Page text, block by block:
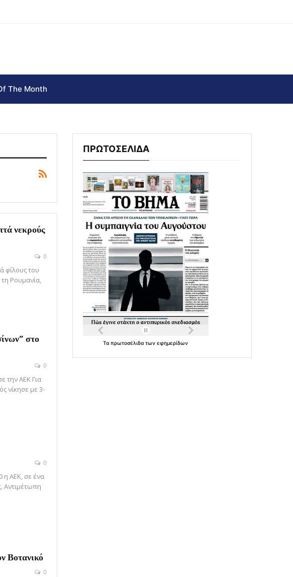
The Month
νεκρούς
0
φίλους του
Ρουμανία,
στο
0
την ΑΕΚ Για
νίκησε με 3-
0
η ΑΕΚ, σε ένα
Αντιμέτωπη
Βοτανικό
0
ΠΡΩΤΟΣΕΛΙΔΑ
Ταπρωτοσέλιδατωνεφημερίδων